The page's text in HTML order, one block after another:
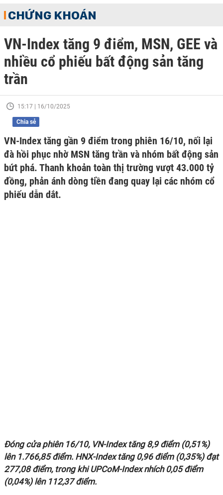
CHỨNG KHOÁN
VN-Index tăng 9 điểm, MSN, GEE và
nhiều cổ phiếu bất động sản tăng
trần
15:17 | 16/10/2025
Chia sẻ
VN-Index tăng gần 9 điểm trong phiên 16/10, nối lại
đà hồi phục nhờ MSN tăng trần và nhóm bất động sản
bứt phá. Thanh khoản toàn thị trường vượt 43.000 tỷ
đồng, phản ánh dòng tiền đang quay lại các nhóm cổ
phiếu dẫn dắt.
Đóng cửa phiên 16/10, VN-Index tăng 8,9 điểm (0,51%)
lên 1.766,85 điểm. HNX-Index tăng 0,96 điểm (0,35%) đạt
277,08 điểm, trong khi UPCoM-Index nhích 0,05 điểm
(0,04%) lên 112,37 điểm.